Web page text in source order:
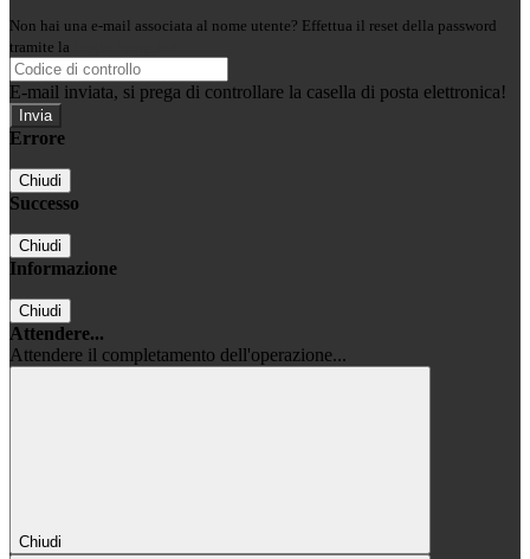
Non hai una e-mail associata al nome utente? Effettua il reset della password
tramite la
E-mail inviata, si prega di controllare la casella di posta elettronica!
Errore
Chiudi
Successo
Chiudi
Informazione
Chiudi
Attendere...
Attendere il completamento dell'operazione...
Chiudi